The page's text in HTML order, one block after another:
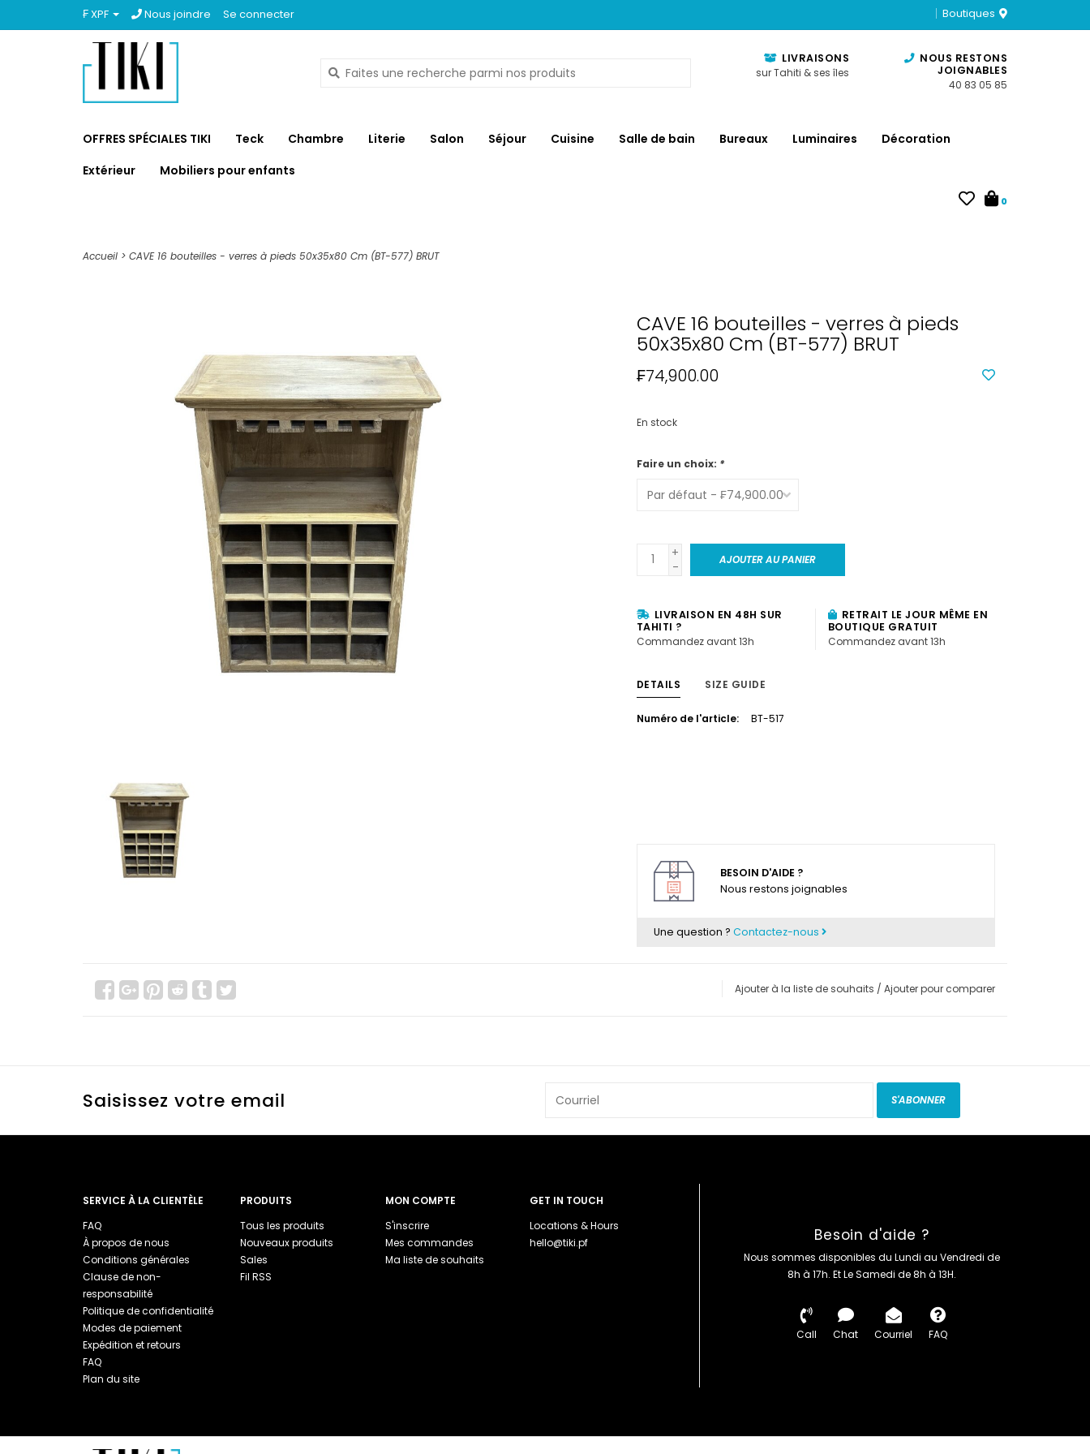
₣ XPF Nous joindre Se connecter Boutiques
LIVRAISONS
sur Tahiti & ses îles
NOUS RESTONS
JOIGNABLES
40 83 05 85
OFFRES SPÉCIALES TIKI Teck Chambre Literie Salon Séjour Cuisine Salle de bain Bureaux Luminaires
Décoration
Extérieur
Mobiliers pour enfants
0
Accueil > CAVE 16 bouteilles - verres à pieds 50x35x80 Cm (BT-577) BRUT
CAVE 16 bouteilles - verres à pieds
50x35x80 Cm (BT-577) BRUT
₣74,900.00
En stock
Faire un choix: *
+
-
AJOUTER AU PANIER
LIVRAISON EN 48H SUR
TAHITI ?
Commandez avant 13h
RETRAIT LE JOUR MÊME EN
BOUTIQUE GRATUIT
Commandez avant 13h
DETAILS SIZE GUIDE
Numéro de l'article: BT-517
BESOIN D'AIDE ?
Nous restons joignables
Une question ? Contactez-nous
Ajouter à la liste de souhaits / Ajouter pour comparer
Saisissez votre email S'ABONNER
SERVICE À LA CLIENTÈLE
FAQ
À propos de nous
Conditions générales
Clause de non-
responsabilité
Politique de confidentialité
Modes de paiement
Expédition et retours
FAQ
Plan du site
PRODUITS
Tous les produits
Nouveaux produits
Sales
Fil RSS
MON COMPTE
S'inscrire
Mes commandes
Ma liste de souhaits
GET IN TOUCH
Locations & Hours
hello@tiki.pf
Besoin d'aide ?
Nous sommes disponibles du Lundi au Vendredi de
8h à 17h. Et Le Samedi de 8h à 13H.
Call Chat Courriel FAQ